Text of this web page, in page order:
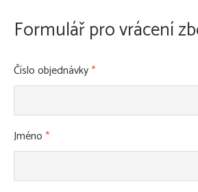
Formulář pro vrácení
Číslo objednávky*
Jméno*